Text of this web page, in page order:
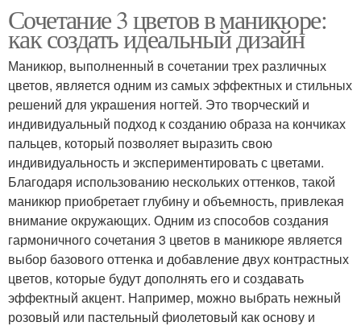
Сочетание 3 цветов в маникюре:
как создать идеальный дизайн
Маникюр, выполненный в сочетании трех различных
цветов, является одним из самых эффектных и стильных
решений для украшения ногтей. Это творческий и
индивидуальный подход к созданию образа на кончиках
пальцев, который позволяет выразить свою
индивидуальность и экспериментировать с цветами.
Благодаря использованию нескольких оттенков, такой
маникюр приобретает глубину и объемность, привлекая
внимание окружающих. Одним из способов создания
гармоничного сочетания 3 цветов в маникюре является
выбор базового оттенка и добавление двух контрастных
цветов, которые будут дополнять его и создавать
эффектный акцент. Например, можно выбрать нежный
розовый или пастельный фиолетовый как основу и